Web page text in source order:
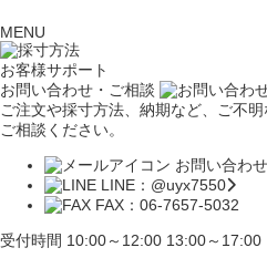
MENU
お客様サポート
お問い合わせ・ご相談
ご注文や採寸方法、納期など、ご不
ご相談ください。
お問い合わせ
LINE：@uyx7550
FAX：06-7657-5032
受付時間 10:00～12:00 13:00～17:00